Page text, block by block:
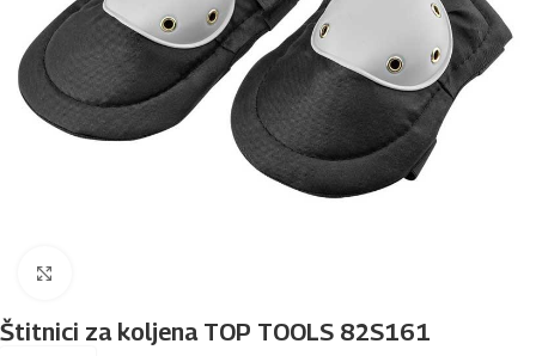
Štitnici za koljena TOP TOOLS 82S161